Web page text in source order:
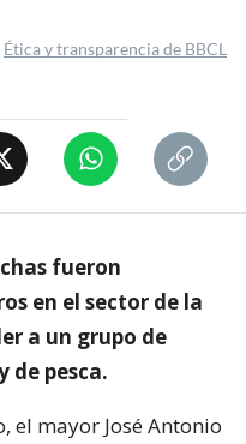
Ética y transparencia de BBCL
fueron
en el sector de la
a un grupo de
de pesca.
el mayor José Antonio